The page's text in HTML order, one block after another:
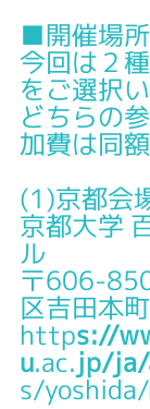
■開催場所
今回は２
をご選択
どちらの
加費は同額
(1)京都会
京都大学
ル
〒606-
区吉田本町
https://
u.ac.jp/ja/
s/